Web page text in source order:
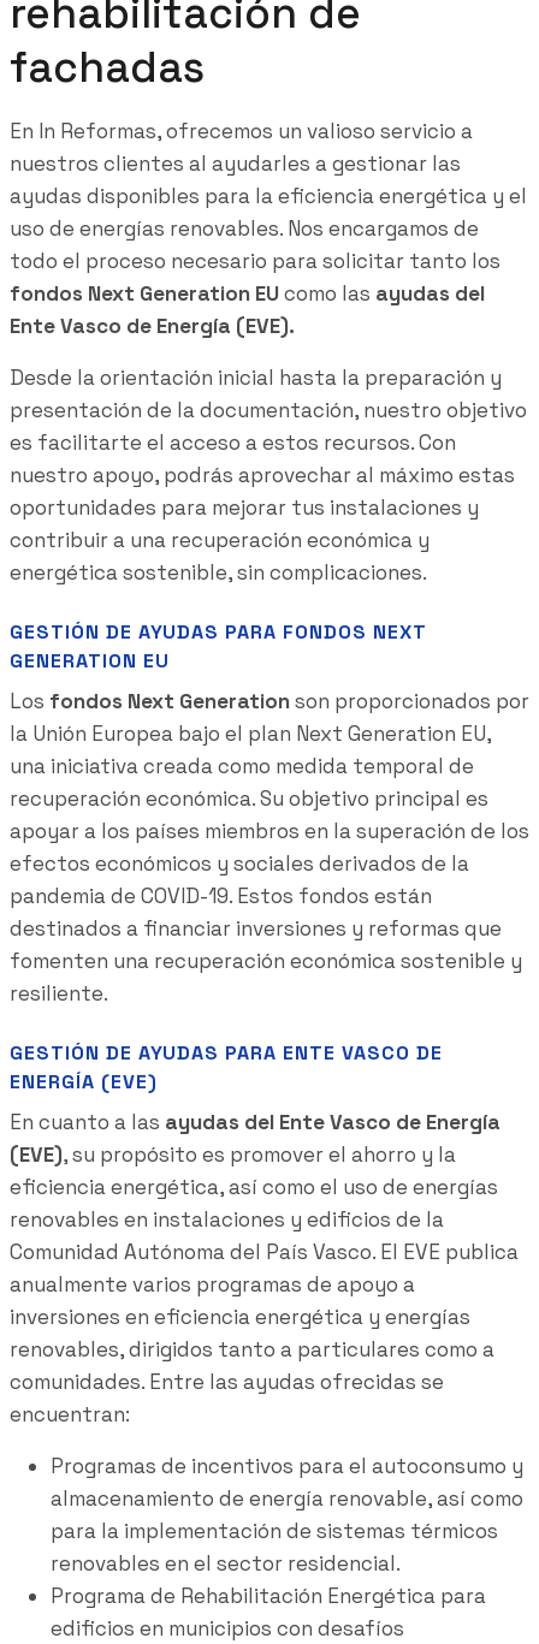
rehabilitación de
fachadas
En In Reformas, ofrecemos un valioso servicio a
nuestros clientes al ayudarles a gestionar las
ayudas disponibles para la eficiencia energética y el
uso de energías renovables. Nos encargamos de
todo el proceso necesario para solicitar tanto los
fondos Next Generation EUcomo las ayudas del
Ente Vasco de Energía (EVE).
Desde la orientación inicial hasta la preparación y
presentación de la documentación, nuestro objetivo
es facilitarte el acceso a estos recursos. Con
nuestro apoyo, podrás aprovechar al máximo estas
oportunidades para mejorar tus instalaciones y
contribuir a una recuperación económica y
energética sostenible, sin complicaciones.
GESTIÓN DE AYUDAS PARA FONDOS NEXT
GENERATION EU
Los fondos Next Generationson proporcionados por
la Unión Europea bajo el plan Next Generation EU,
una iniciativa creada como medida temporal de
recuperación económica. Su objetivo principal es
apoyar a los países miembros en la superación de los
efectos económicos y sociales derivados de la
pandemia de COVID-19. Estos fondos están
destinados a financiar inversiones y reformas que
fomenten una recuperación económica sostenible y
resiliente.
GESTIÓN DE AYUDAS PARA ENTE VASCO DE
ENERGÍA (EVE)
En cuanto a las ayudas del Ente Vasco de Energía
(EVE), su propósito es promover el ahorro y la
eficiencia energética, así como el uso de energías
renovables en instalaciones y edificios de la
Comunidad Autónoma del País Vasco. El EVE publica
anualmente varios programas de apoyo a
inversiones en eficiencia energética y energías
renovables, dirigidos tanto a particulares como a
comunidades. Entre las ayudas ofrecidas se
encuentran:
Programas de incentivos para el autoconsumo y
almacenamiento de energía renovable, así como
para la implementación de sistemas térmicos
renovables en el sector residencial.
Programa de Rehabilitación Energética para
edificios en municipios con desafíos